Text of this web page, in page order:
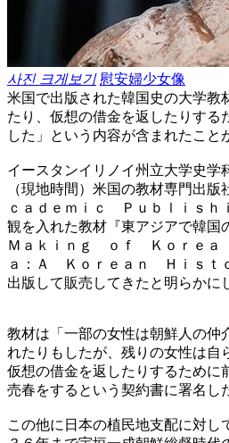
사진 크게보기 慰安婦少女像
米国で出版された韓国史の大学教
たり、仮想の借金を返したりする
した」という内容が含まれたこと
イースタンイリノイ州立大学史学
（現地時間）米国の教材専門出
ｃａｄｅｍｉｃ Ｐｕｂｌｉｓｈ
観を入れた教材『東アジアで韓
Ｍａｋｉｎｇ ｏｆ Ｋｏｒｅ
ａ：Ａ Ｋｏｒｅａｎ Ｈｉｓｔ
出版して販売してきたと明らかに
教材は「一部の女性は朝鮮人の仲
れたりもしたが、残りの女性は自
仮想の借金を返したりするために
売春をするという契約書に署名し
この他に日本の植民地支配に対し